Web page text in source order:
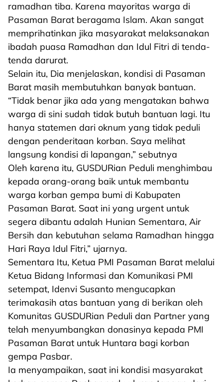
ramadhan tiba. Karena mayoritas warga di
Pasaman Barat beragama Islam. Akan sangat
memprihatinkan jika masyarakat melaksanakan
ibadah puasa Ramadhan dan Idul Fitri di tenda-
tenda darurat.
Selain itu, Dia menjelaskan, kondisi di Pasaman
Barat masih membutuhkan banyak bantuan.
“Tidak benar jika ada yang mengatakan bahwa
warga di sini sudah tidak butuh bantuan lagi. Itu
hanya statemen dari oknum yang tidak peduli
dengan penderitaan korban. Saya melihat
langsung kondisi di lapangan,” sebutnya
Oleh karena itu, GUSDURian Peduli menghimbau
kepada orang-orang baik untuk membantu
warga korban gempa bumi di Kabupaten
Pasaman Barat. Saat ini yang urgent untuk
segera dibantu adalah Hunian Sementara, Air
Bersih dan kebutuhan selama Ramadhan hingga
Hari Raya Idul Fitri,” ujarnya.
Sementara Itu, Ketua PMI Pasaman Barat melalui
Ketua Bidang Informasi dan Komunikasi PMI
setempat, Idenvi Susanto mengucapkan
terimakasih atas bantuan yang di berikan oleh
Komunitas GUSDURian Peduli dan Partner yang
telah menyumbangkan donasinya kepada PMI
Pasaman Barat untuk Huntara bagi korban
gempa Pasbar.
Ia menyampaikan, saat ini kondisi masyarakat